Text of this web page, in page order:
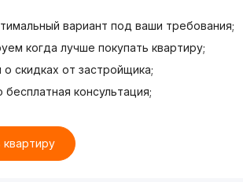
вариант под ваши требования;
когда лучше покупать квартиру;
скидках от застройщика;
консультация;